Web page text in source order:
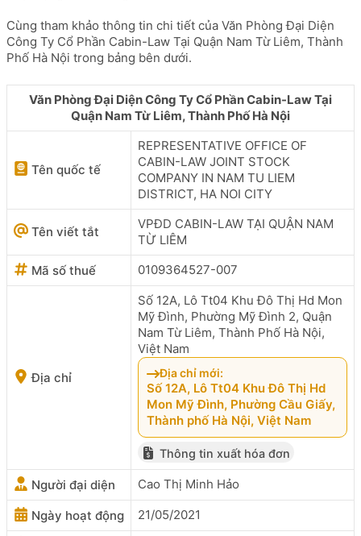
Cùng tham khảo thông tin chi tiết của Văn Phòng Đại Diện
Công Ty Cổ Phần Cabin-Law Tại Quận Nam Từ Liêm, Thành
Phố Hà Nội trong bảng bên dưới.
Văn Phòng Đại Diện Công Ty Cổ Phần Cabin-Law Tại
Quận Nam Từ Liêm, Thành Phố Hà Nội
Tên quốc tế
REPRESENTATIVE OFFICE OF
CABIN-LAW JOINT STOCK
COMPANY IN NAM TU LIEM
DISTRICT, HA NOI CITY
Tên viết tắt
VPĐD CABIN-LAW TẠI QUẬN NAM
TỪ LIÊM
Mã số thuế
0109364527-007
Địa chỉ
Số 12A, Lô Tt04 Khu Đô Thị Hd Mon
Mỹ Đình, Phường Mỹ Đình 2, Quận
Nam Từ Liêm, Thành Phố Hà Nội,
Việt Nam
Địa chỉ mới:
Số 12A, Lô Tt04 Khu Đô Thị Hd
Mon Mỹ Đình, Phường Cầu Giấy,
Thành phố Hà Nội, Việt Nam
Thông tin xuất hóa đơn
Người đại diện Cao Thị Minh Hảo
Ngày hoạt động 21/05/2021